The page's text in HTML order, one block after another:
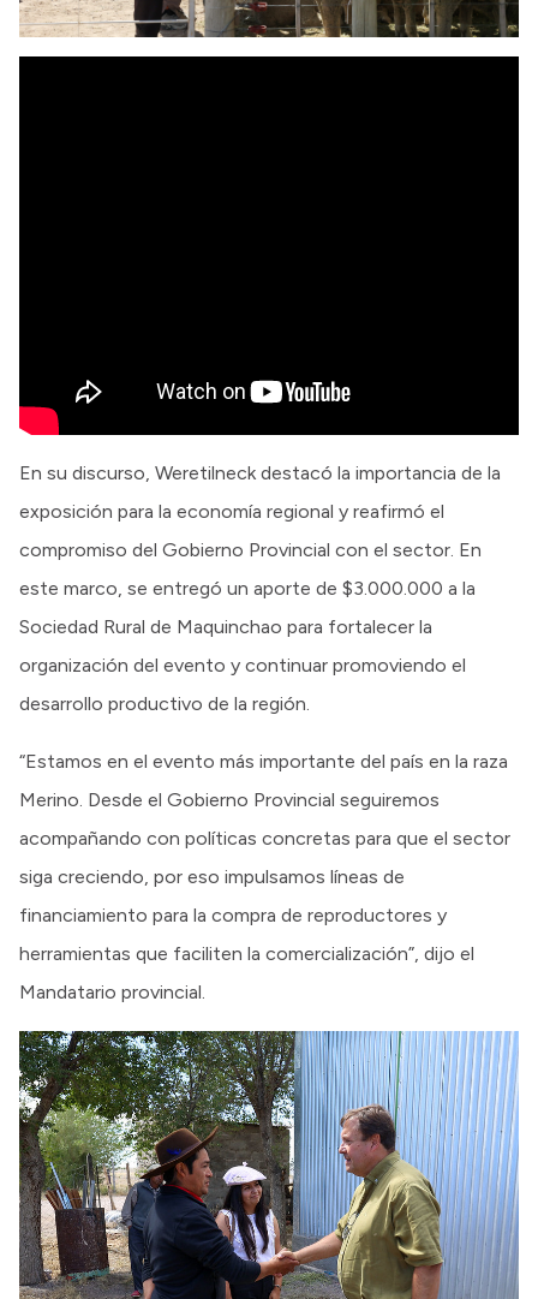
En su discurso, Weretilneck destacó la importancia de la
exposición para la economía regional y reafirmó el
compromiso del Gobierno Provincial con el sector. En
este marco, se entregó un aporte de $3.000.000 a la
Sociedad Rural de Maquinchao para fortalecer la
organización del evento y continuar promoviendo el
desarrollo productivo de la región.
“Estamos en el evento más importante del país en la raza
Merino. Desde el Gobierno Provincial seguiremos
acompañando con políticas concretas para que el sector
siga creciendo, por eso impulsamos líneas de
financiamiento para la compra de reproductores y
herramientas que faciliten la comercialización”, dijo el
Mandatario provincial.